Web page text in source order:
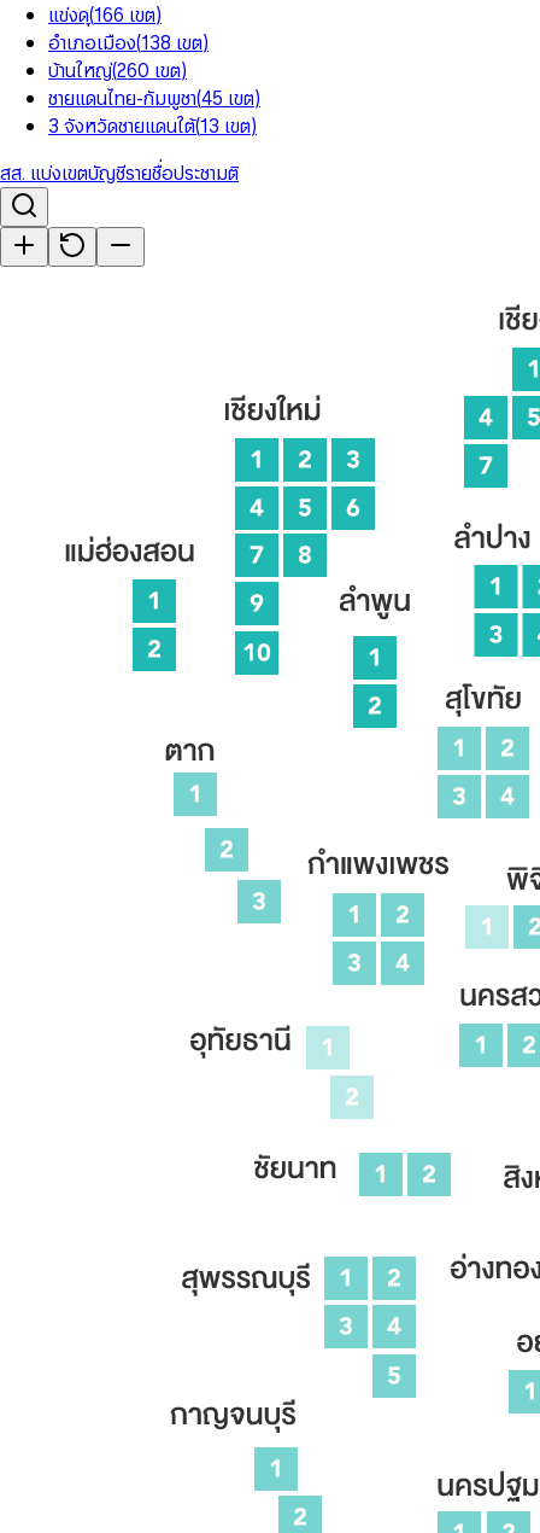
แข่งดุ(166 เขต)
อำเภอเมือง(138 เขต)
บ้านใหญ่(260 เขต)
ชายแดนไทย-กัมพูชา(45 เขต)
3 จังหวัดชายแดนใต้(13 เขต)
สส. แบ่งเขตบัญชีรายชื่อประชามติ